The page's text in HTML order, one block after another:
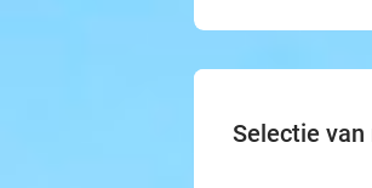
Selectie van